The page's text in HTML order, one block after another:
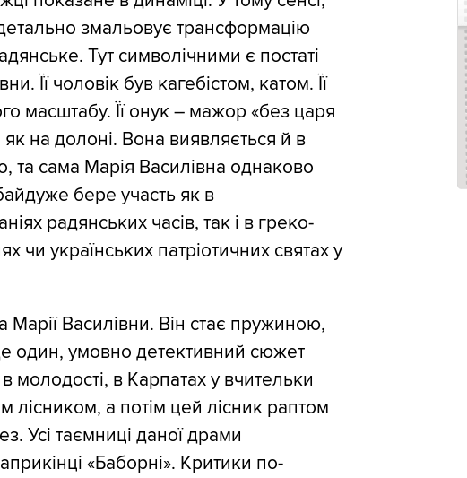
змальовує трансформацію
Тут символічними є постаті
Її чоловік був кагебістом, катом. Її
масштабу. Її онук – мажор «без царя
як на долоні. Вона виявляється й в
та сама Марія Василівна однаково
бере участь як в
радянських часів, так і в греко-
чи українських патріотичних святах у
Марії Василівни. Він стає пружиною,
один, умовно детективний сюжет
молодості, в Карпатах у вчительки
лісником, а потім цей лісник раптом
Усі таємниці даної драми
«Баборні». Критики по-